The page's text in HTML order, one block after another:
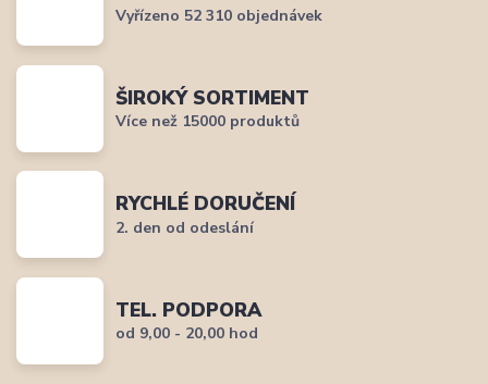
Vyřízeno 52 310 objednávek
ŠIROKÝ SORTIMENT
Více než 15000 produktů
RYCHLÉ DORUČENÍ
2. den od odeslání
TEL. PODPORA
od 9,00 - 20,00 hod